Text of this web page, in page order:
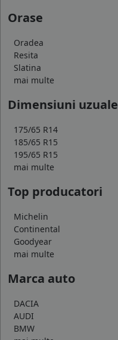
Orase
Oradea
Resita
Slatina
mai multe
Dimensiuni uzuale
175/65 R14
185/65 R15
195/65 R15
mai multe
Top producatori
Michelin
Continental
Goodyear
mai multe
Marca auto
DACIA
AUDI
BMW